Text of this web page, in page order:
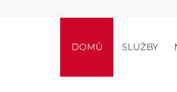
DOMŮ SLUŽBY